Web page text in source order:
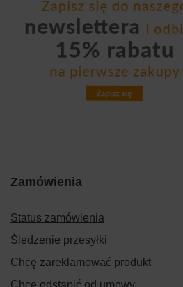
Zamówienia
Status zamówienia
Śledzenie przesyłki
Chcę zareklamować produkt
Chcę odstąpić od umowy